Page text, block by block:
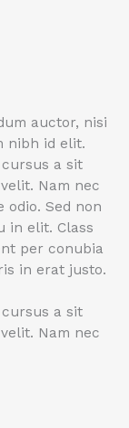
auctor, nisi
nibh id elit.
a sit
Nam nec
Sed non
in elit. Class
per conubia
in erat justo.
a sit
Nam nec